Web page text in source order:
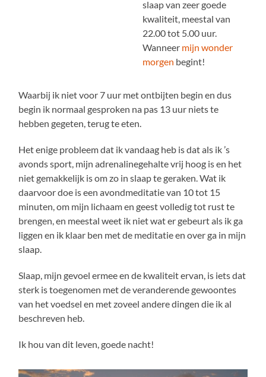
slaap van zeer goede
kwaliteit, meestal van
22.00 tot 5.00 uur.
Wanneer mijn wonder
morgen begint!
Waarbij ik niet voor 7 uur met ontbijten begin en dus
begin ik normaal gesproken na pas 13 uur niets te
hebben gegeten, terug te eten.
Het enige probleem dat ik vandaag heb is dat als ik ’s
avonds sport, mijn adrenalinegehalte vrij hoog is en het
niet gemakkelijk is om zo in slaap te geraken. Wat ik
daarvoor doe is een avondmeditatie van 10 tot 15
minuten, om mijn lichaam en geest volledig tot rust te
brengen, en meestal weet ik niet wat er gebeurt als ik ga
liggen en ik klaar ben met de meditatie en over ga in mijn
slaap.
Slaap, mijn gevoel ermee en de kwaliteit ervan, is iets dat
sterk is toegenomen met de veranderende gewoontes
van het voedsel en met zoveel andere dingen die ik al
beschreven heb.
Ik hou van dit leven, goede nacht!